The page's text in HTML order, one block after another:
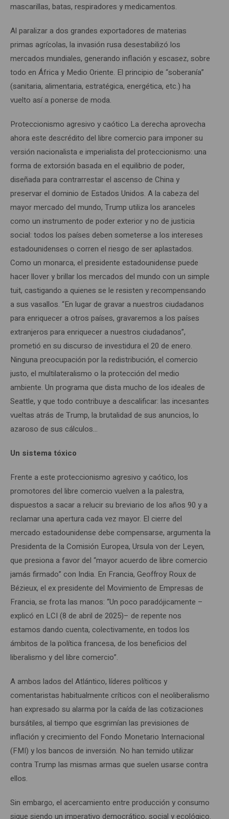
mascarillas, batas, respiradores y medicamentos.
Al paralizar a dos grandes exportadores de materias
primas agrícolas, la invasión rusa desestabilizó los
mercados mundiales, generando inflación y escasez, sobre
todo en África y Medio Oriente. El principio de “soberanía”
(sanitaria, alimentaria, estratégica, energética, etc.) ha
vuelto así a ponerse de moda.
Proteccionismo agresivo y caótico La derecha aprovecha
ahora este descrédito del libre comercio para imponer su
versión nacionalista e imperialista del proteccionismo: una
forma de extorsión basada en el equilibrio de poder,
diseñada para contrarrestar el ascenso de China y
preservar el dominio de Estados Unidos. A la cabeza del
mayor mercado del mundo, Trump utiliza los aranceles
como un instrumento de poder exterior y no de justicia
social: todos los países deben someterse a los intereses
estadounidenses o corren el riesgo de ser aplastados.
Como un monarca, el presidente estadounidense puede
hacer llover y brillar los mercados del mundo con un simple
tuit, castigando a quienes se le resisten y recompensando
a sus vasallos. “En lugar de gravar a nuestros ciudadanos
para enriquecer a otros países, gravaremos a los países
extranjeros para enriquecer a nuestros ciudadanos”,
prometió en su discurso de investidura el 20 de enero.
Ninguna preocupación por la redistribución, el comercio
justo, el multilateralismo o la protección del medio
ambiente. Un programa que dista mucho de los ideales de
Seattle, y que todo contribuye a descalificar: las incesantes
vueltas atrás de Trump, la brutalidad de sus anuncios, lo
azaroso de sus cálculos…
Un sistema tóxico
Frente a este proteccionismo agresivo y caótico, los
promotores del libre comercio vuelven a la palestra,
dispuestos a sacar a relucir su breviario de los años 90 y a
reclamar una apertura cada vez mayor. El cierre del
mercado estadounidense debe compensarse, argumenta la
Presidenta de la Comisión Europea, Ursula von der Leyen,
que presiona a favor del “mayor acuerdo de libre comercio
jamás firmado” con India. En Francia, Geoffroy Roux de
Bézieux, el ex presidente del Movimiento de Empresas de
Francia, se frota las manos: “Un poco paradójicamente –
explicó en LCI (8 de abril de 2025)– de repente nos
estamos dando cuenta, colectivamente, en todos los
ámbitos de la política francesa, de los beneficios del
liberalismo y del libre comercio”.
A ambos lados del Atlántico, líderes políticos y
comentaristas habitualmente críticos con el neoliberalismo
han expresado su alarma por la caída de las cotizaciones
bursátiles, al tiempo que esgrimían las previsiones de
inflación y crecimiento del Fondo Monetario Internacional
(FMI) y los bancos de inversión. No han temido utilizar
contra Trump las mismas armas que suelen usarse contra
ellos.
Sin embargo, el acercamiento entre producción y consumo
sigue siendo un imperativo democrático, social y ecológico.